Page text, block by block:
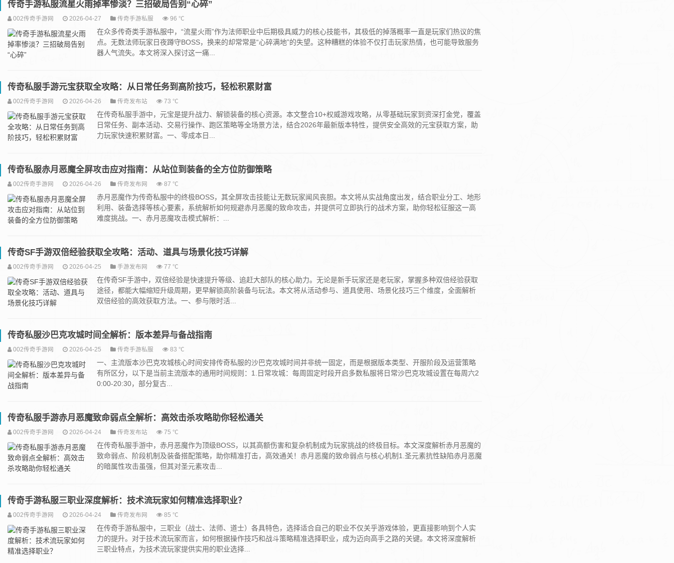
传奇手游私服流星火雨掉率惨淡？三招破局告别“心碎”
002传奇手游网 2026-04-27 传奇手游私服 96 ℃
在众多传奇类手游私服中，“流星火雨”作为法师职业中后期极具威力的核心技能书，其极低的掉落概率一直是玩家们热议的焦
点。无数法师玩家日夜蹲守BOSS，换来的却常常是“心碎满地”的失望。这种糟糕的体验不仅打击玩家热情，也可能导致服务
器人气流失。本文将深入探讨这一痛...
传奇私服手游元宝获取全攻略：从日常任务到高阶技巧，轻松积累财富
002传奇手游网 2026-04-26 传奇发布站 73 ℃
在传奇私服手游中，元宝是提升战力、解锁装备的核心资源。本文整合10+权威游戏攻略，从零基础玩家到资深打金党，覆盖
日常任务、副本活动、交易行操作、跑区策略等全场景方法，结合2026年最新版本特性，提供安全高效的元宝获取方案，助
力玩家快速积累财富。一、零成本日...
传奇私服赤月恶魔全屏攻击应对指南：从站位到装备的全方位防御策略
002传奇手游网 2026-04-26 传奇发布网 87 ℃
赤月恶魔作为传奇私服中的终极BOSS，其全屏攻击技能让无数玩家闻风丧胆。本文将从实战角度出发，结合职业分工、地形
利用、装备选择等核心要素，系统解析如何规避赤月恶魔的致命攻击，并提供可立即执行的战术方案，助你轻松征服这一高
难度挑战。一、赤月恶魔攻击模式解析：...
传奇SF手游双倍经验获取全攻略：活动、道具与场景化技巧详解
002传奇手游网 2026-04-25 手游发布网 77 ℃
在传奇SF手游中，双倍经验是快速提升等级、追赶大部队的核心助力。无论是新手玩家还是老玩家，掌握多种双倍经验获取
途径，都能大幅缩短升级周期，更早解锁高阶装备与玩法。本文将从活动参与、道具使用、场景化技巧三个维度，全面解析
双倍经验的高效获取方法。一、参与限时活...
传奇私服沙巴克攻城时间全解析：版本差异与备战指南
002传奇手游网 2026-04-25 传奇手游私服 83 ℃
一、主流版本沙巴克攻城核心时间安排传奇私服的沙巴克攻城时间并非统一固定，而是根据版本类型、开服阶段及运营策略
有所区分，以下是当前主流版本的通用时间规则：1.日常攻城：每周固定时段开启多数私服将日常沙巴克攻城设置在每周六2
0:00-20:30，部分复古...
传奇私服手游赤月恶魔致命弱点全解析：高效击杀攻略助你轻松通关
002传奇手游网 2026-04-24 传奇发布站 75 ℃
在传奇私服手游中，赤月恶魔作为顶级BOSS，以其高额伤害和复杂机制成为玩家挑战的终极目标。本文深度解析赤月恶魔的
致命弱点、阶段机制及装备搭配策略，助你精准打击，高效通关！赤月恶魔的致命弱点与核心机制1.圣元素抗性缺陷赤月恶魔
的暗属性攻击虽强，但其对圣元素攻击...
传奇手游私服三职业深度解析：技术流玩家如何精准选择职业？
002传奇手游网 2026-04-24 传奇发布网 85 ℃
在传奇手游私服中，三职业（战士、法师、道士）各具特色，选择适合自己的职业不仅关乎游戏体验，更直接影响到个人实
力的提升。对于技术流玩家而言，如何根据操作技巧和战斗策略精准选择职业，成为迈向高手之路的关键。本文将深度解析
三职业特点，为技术流玩家提供实用的职业选择...